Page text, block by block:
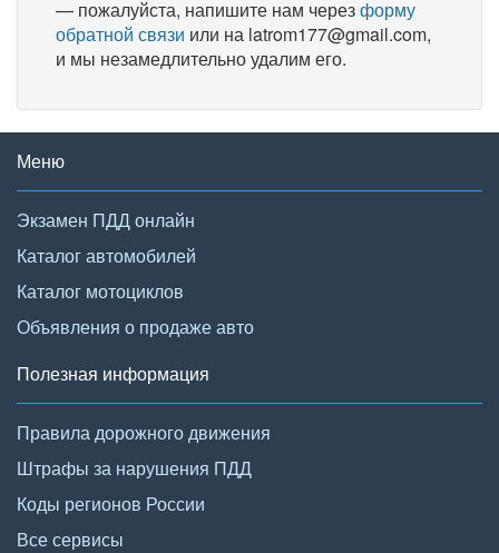
— пожалуйста, напишите нам черезформу
обратной связи или на latrom177@gmail.com,
и мы незамедлительно удалим его.
Меню
Экзамен ПДД онлайн
Каталог автомобилей
Каталог мотоциклов
Объявления о продаже авто
Полезная информация
Правила дорожного движения
Штрафы за нарушения ПДД
Коды регионов России
Все сервисы